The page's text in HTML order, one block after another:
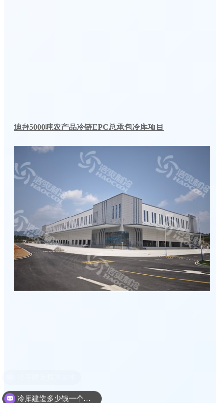
迪拜5000吨农产品冷链EPC总承包冷库项目
冷库建造多少钱一个平方